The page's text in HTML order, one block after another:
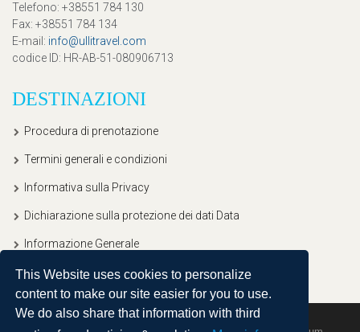
This Website uses cookies to personalize
content to make our site easier for you to use.
We do also share that information with third
Telefono: +38551 784 130
Fax: +38551 784 134
E-mail : info@ullitravel.com
codice ID: HR-AB-51-080906713
DESTINAZIONI
Procedura di prenotazione
Termini generali e condizioni
Informativa sulla Privacy
Dichiarazione sulla protezione dei dati Data
Informazione Generale